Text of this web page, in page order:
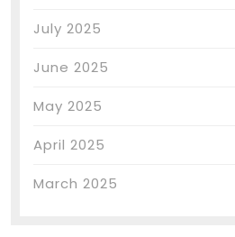
July 2025
June 2025
May 2025
April 2025
March 2025